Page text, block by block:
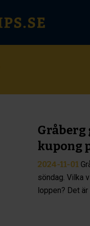
Gråberg
kupong
2024-11-01
söndag. Vilka
loppen? Det